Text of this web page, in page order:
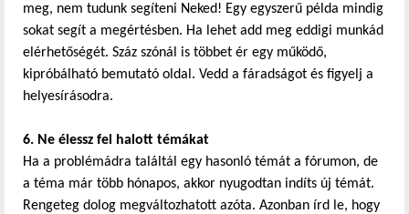
meg, nem tudunk segíteni Neked! Egy egyszerű példa mindig
sokat segít a megértésben. Ha lehet add meg eddigi munkád
elérhetőségét. Száz szónál is többet ér egy működő,
kipróbálható bemutató oldal. Vedd a fáradságot és figyelj a
helyesírásodra.
6. Ne élessz fel halott témákat
Ha a problémádra találtál egy hasonló témát a fórumon, de
a téma már több hónapos, akkor nyugodtan indíts új témát.
Rengeteg dolog megváltozhatott azóta. Azonban írd le, hogy